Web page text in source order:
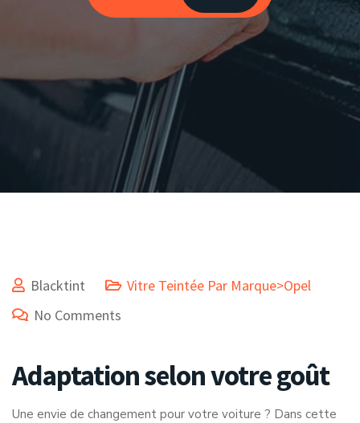
Blacktint
Vitre Teintée Par Marque>Opel
No Comments
Adaptation selon votre goût
Une envie de changement pour votre voiture ? Dans cette